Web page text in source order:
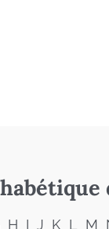
H I J K L M